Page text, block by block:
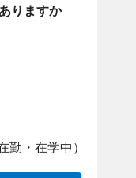
りますか
勤・在学中）